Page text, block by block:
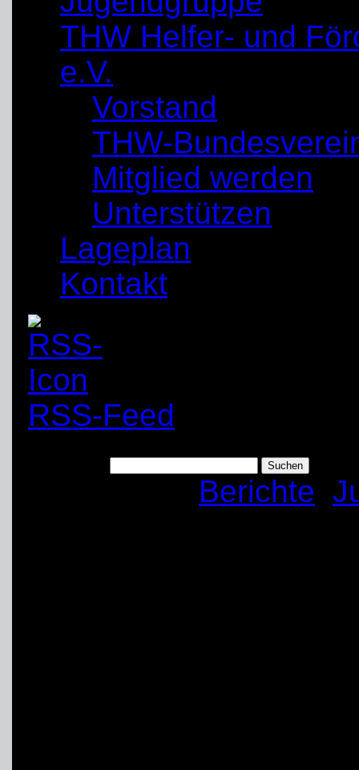
THW Helfer- und
e.V.
Vorstand
THW-
Mitglied werden
Unterstützen
Lageplan
Kontakt
RSS-Feed
Berichte